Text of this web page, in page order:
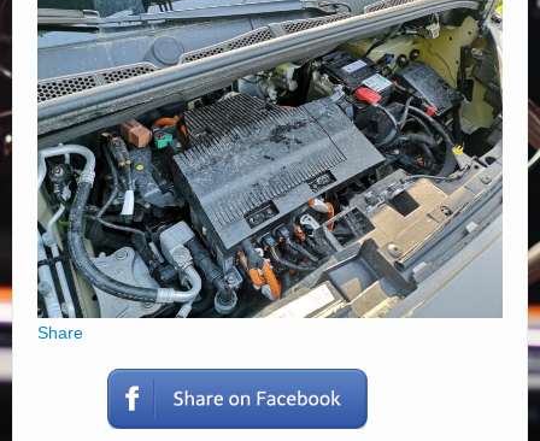
Elérhetőségek
Share